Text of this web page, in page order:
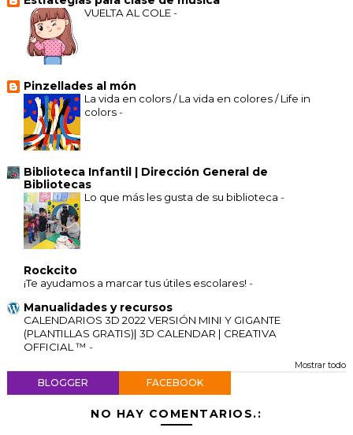
VUELTA AL COLE-
Pinzellades al món
La vida en colors / La vida en colores / Life in
colors-
Biblioteca Infantil | Dirección General de
Bibliotecas
Lo que más les gusta de su biblioteca -
Rockcito
¡Te ayudamos a marcar tus útiles escolares! -
Manualidades y recursos
CALENDARIOS 3D 2022 VERSIÓN MINI Y GIGANTE
(PLANTILLAS GRATIS)| 3D CALENDAR | CREATIVA
OFFICIAL ™ -
Mostrar todo
BLOGGER FACEBOOK
NO HAY COMENTARIOS.: